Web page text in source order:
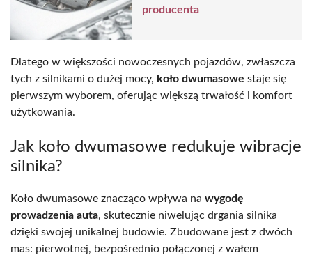
producenta
Dlatego w większości nowoczesnych pojazdów, zwłaszcza
tych z silnikami o dużej mocy, koło dwumasowe staje się
pierwszym wyborem, oferując większą trwałość i komfort
użytkowania.
Jak koło dwumasowe redukuje wibracje
silnika?
Koło dwumasowe znacząco wpływa na wygodę
prowadzenia auta, skutecznie niwelując drgania silnika
dzięki swojej unikalnej budowie. Zbudowane jest z dwóch
mas: pierwotnej, bezpośrednio połączonej z wałem